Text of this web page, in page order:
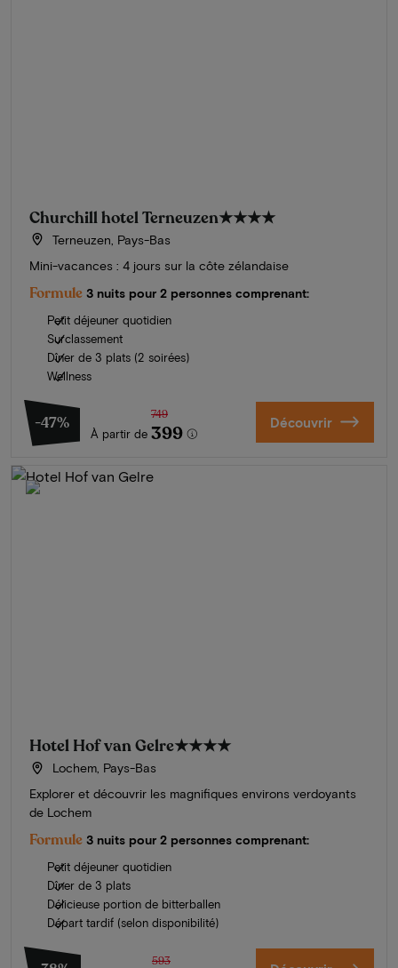
Churchill hotel Terneuzen★★★★
Terneuzen, Pays-Bas
Mini-vacances : 4 jours sur la côte zélandaise
Formule 3 nuits pour 2 personnes comprenant:
Petit déjeuner quotidien
Surclassement
Dîner de 3 plats (2 soirées)
Wellness
-47%
À partir de
749
399 Découvrir
Hotel Hof van Gelre★★★★
Lochem, Pays-Bas
Explorer et découvrir les magnifiques environs verdoyants
de Lochem
Formule 3 nuits pour 2 personnes comprenant:
Petit déjeuner quotidien
Dîner de 3 plats
Délicieuse portion de bitterballen
Départ tardif (selon disponibilité)
593